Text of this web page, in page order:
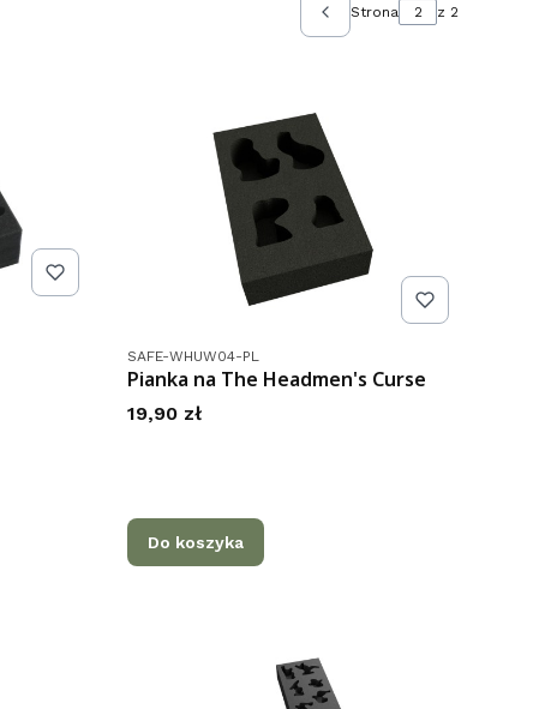
Poprzednie produkty
Strona z 2
Kod produktu
SAFE-WHUW04-PL
Pianka na The Headmen's Curse
Cena
19,90 zł
Do koszyka